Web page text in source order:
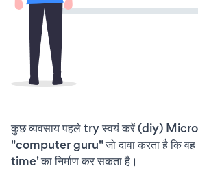
कुछ व्यवसाय पहले try स्वयं करें (diy)
"computer guru" जो दावा करता है कि
time' का निर्माण कर सकता है।